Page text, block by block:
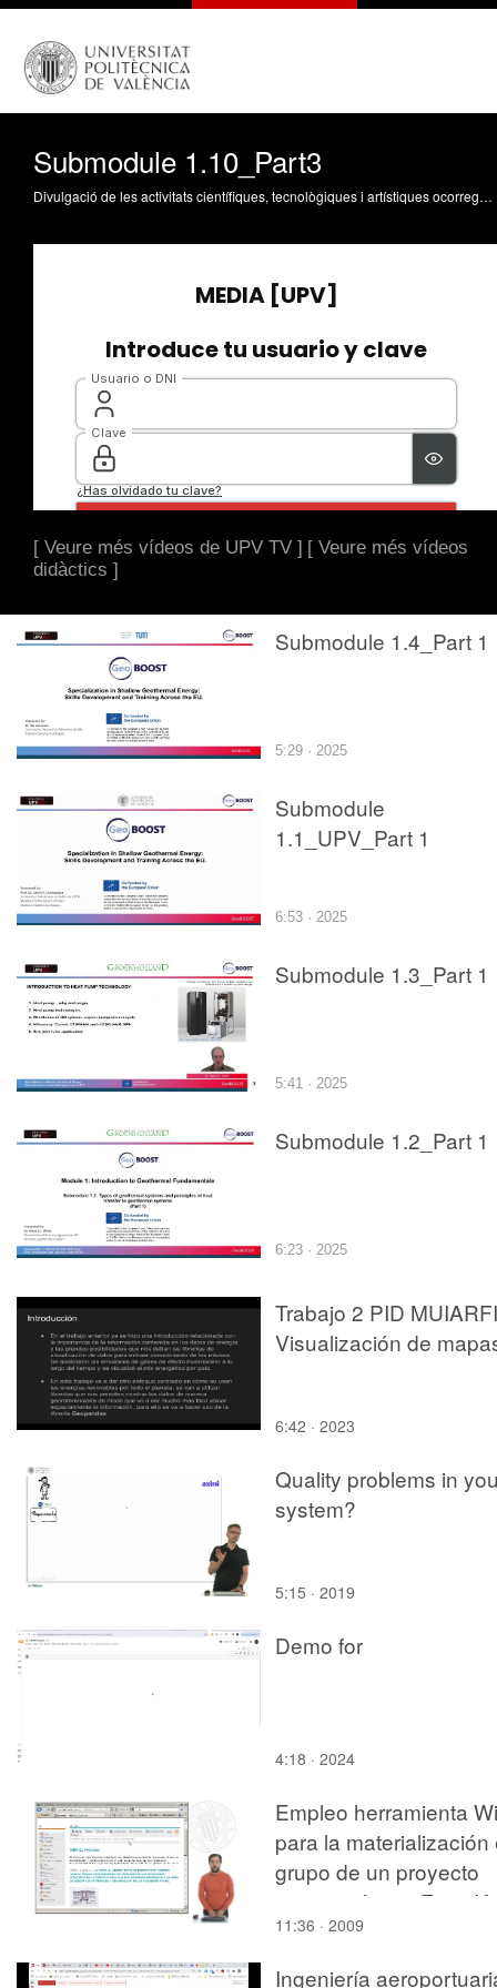
Submodule 1.10_Part3
Divulgació de les activitats científiques, tecnològiques i artístiques ocorregudes en els tres campus de la UPV
[ Veure més vídeos de UPV TV ] [ Veure més vídeos
didàctics ]
Submodule 1.4_Part 1
5:29 · 2025
Submodule
1.1_UPV_Part 1
6:53 · 2025
Submodule 1.3_Part 1
5:41 · 2025
Submodule 1.2_Part 1
6:23 · 2025
Trabajo 2 PID
Visualización de
6:42 · 2023
Quality problems in
system?
5:15 · 2019
Demo for
4:18 · 2024
Empleo herramienta
para la materialización
grupo de un proyecto
arquitectónico. Fase IA
11:36 · 2009
Ingeniería